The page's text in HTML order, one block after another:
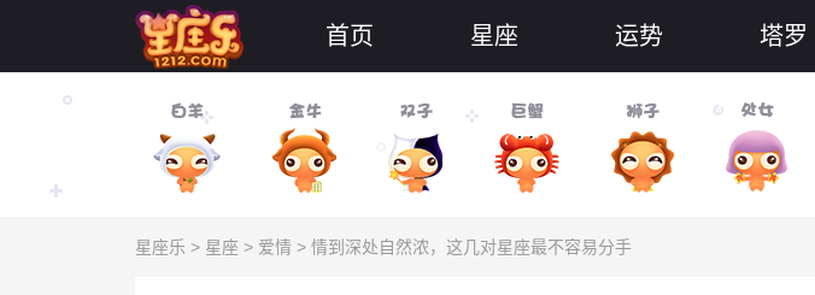
首页 星座 运势 塔罗
星座乐 > 星座 > 爱情 > 情到深处自然浓，这几对星座最不容易分手